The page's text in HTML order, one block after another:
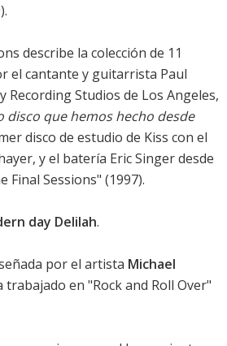
describe la colección de 11
el cantante y guitarrista Paul
Recording Studios de Los Angeles,
disco que hemos hecho desde
disco de estudio de Kiss con el
y el batería Eric Singer desde
Final Sessions" (1997).
day Delilah.
por el artista Michael
trabajado en "Rock and Roll Over"